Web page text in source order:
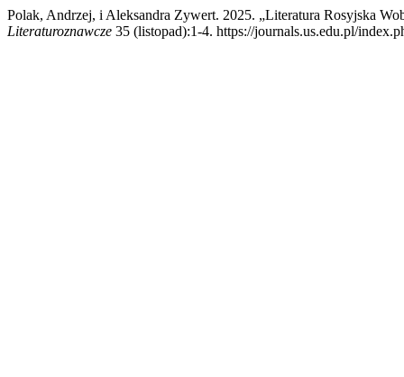
Polak, Andrzej, i Aleksandra Zywert. 2025. „Literatura Rosyjska
Literaturoznawcze 35 (listopad):1-4. https://journals.us.edu.pl/